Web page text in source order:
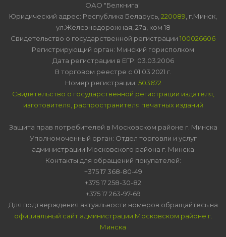
ОАО "Белкнига"
Юридический адрес: Республика Беларусь, 220089 , г.Минск,
ул.Железнодорожная, 27а, ком 18
Свидетельство о государственной регистрации 100026606
Регистрирующий орган: Минский горисполком
Дата регистрации в ЕГР: 03.03.2006
В торговом реестре с 01.03.2021 г.
Номер регистрации: 503672
Свидетельство о государственной регистрации издателя,
изготовителя, распространителя печатных изданий
Защита прав потребителей в Московском районе г. Минска
Уполномоченный орган: Отдел торговли и услуг
администрации Московского района г. Минска
Контакты для обращений покупателей:
+375 17 368-80-49
+375 17 258-30-82
+375 17 263-97-69
Для подтверждения актуальности номеров обращайтесь на
официальный сайт администрации Московском районе г.
Минска